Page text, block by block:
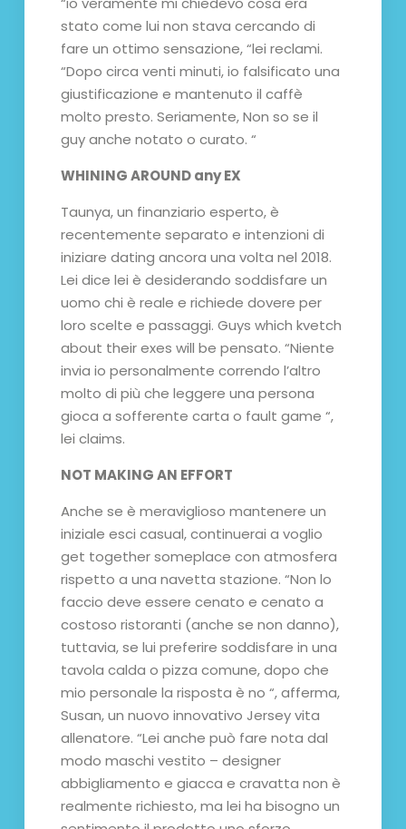
stato come lui non stava cercando di
fare un ottimo sensazione, “lei reclami.
“Dopo circa venti minuti, io falsificato una
giustificazione e mantenuto il caffè
molto presto. Seriamente, Non so se il
guy anche notato o curato. “
WHINING AROUND any EX
Taunya, un finanziario esperto, è
recentemente separato e intenzioni di
iniziare dating ancora una volta nel 2018.
Lei dice lei è desiderando soddisfare un
uomo chi è reale e richiede dovere per
loro scelte e passaggi. Guys which kvetch
about their exes will be pensato. “Niente
invia io personalmente correndo l’altro
molto di più che leggere una persona
gioca a sofferente carta o fault game “,
lei claims.
NOT MAKING AN EFFORT
Anche se è meraviglioso mantenere un
iniziale esci casual, continuerai a voglio
get together someplace con atmosfera
rispetto a una navetta stazione. “Non lo
faccio deve essere cenato e cenato a
costoso ristoranti (anche se non danno),
tuttavia, se lui preferire soddisfare in una
tavola calda o pizza comune, dopo che
mio personale la risposta è no “, afferma,
Susan, un nuovo innovativo Jersey vita
allenatore. “Lei anche può fare nota dal
modo maschi vestito – designer
abbigliamento e giacca e cravatta non è
realmente richiesto, ma lei ha bisogno un